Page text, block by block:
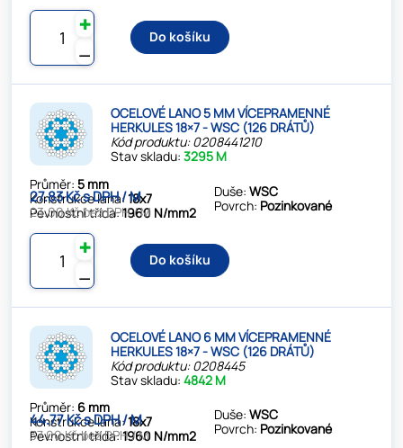
⚊
✚
Do košíku
OCELOVÉ LANO 5 MM VÍCEPRAMENNÉ
HERKULES 18×7 - WSC (126 DRÁTŮ)
Kód produktu: 0208441210
Stav skladu:3295 M
Průměr:5 mm
Konstrukce lana:18x7
Pevnostní třída:1960 N/mm2
Duše:WSC
Povrch: Pozinkované
27.83 Kč s DPH / M
23.00 Kč bez DPH / M
⚊
✚
Do košíku
OCELOVÉ LANO 6 MM VÍCEPRAMENNÉ
HERKULES 18×7 - WSC (126 DRÁTŮ)
Kód produktu: 0208445
Stav skladu:4842 M
Průměr: 6 mm
Konstrukce lana:18x7
Pevnostní třída:1960 N/mm2
Duše:WSC
Povrch: Pozinkované
44.77 Kč s DPH / M
37.00 Kč bez DPH / M